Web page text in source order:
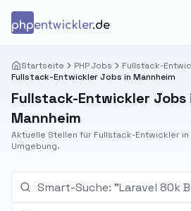
phpentwickler.de
Startseite PHP Jobs
Fullstack-
Fullstack-Entwickler Jobs in Mannheim
Fullstack-Entwickler Jobs
Mannheim
Aktuelle Stellen für Fullstack-Entwickler in
Umgebung.